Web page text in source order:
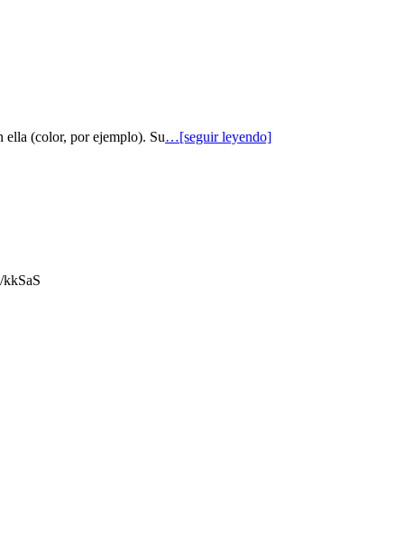
ella (color, por ejemplo). Su…[seguir leyendo]
kkSaS